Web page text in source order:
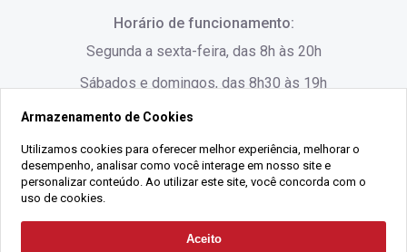
Solicitar Contato
SC
(48) 3220-1045
Horário de funcionamento:
Segunda a sexta-feira, das 8h às 20h
Sábados e domingos, das 8h30 às 19h
2021 Copyright - Gralha Imóveis CRECI 008060/O - Todos os direitos
Armazenamento de Cookies
Utilizamos cookies para oferecer melhor experiência, melhorar o
desempenho, analisar como você interage em nosso site e
personalizar conteúdo. Ao utilizar este site, você concorda com o
uso de cookies.
Aceito